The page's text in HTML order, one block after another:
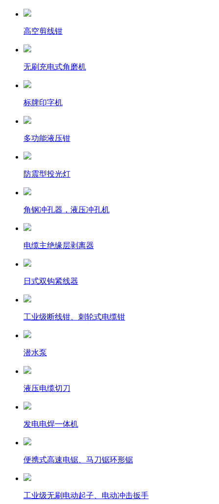
高空剪线钳
无刷充电式角磨机
标牌印字机
多功能液压钳
防震型投光灯
角钢冲孔器，液压冲孔机
电缆主绝缘层剥离器
日式双钩紧线器
工业级断线钳、刺轮式电缆钳
潜水泵
液压电缆切刀
发电电焊一体机
便携式高速电锯、马刀锯环形锯
工业级无刷电动起子、电动冲击扳手